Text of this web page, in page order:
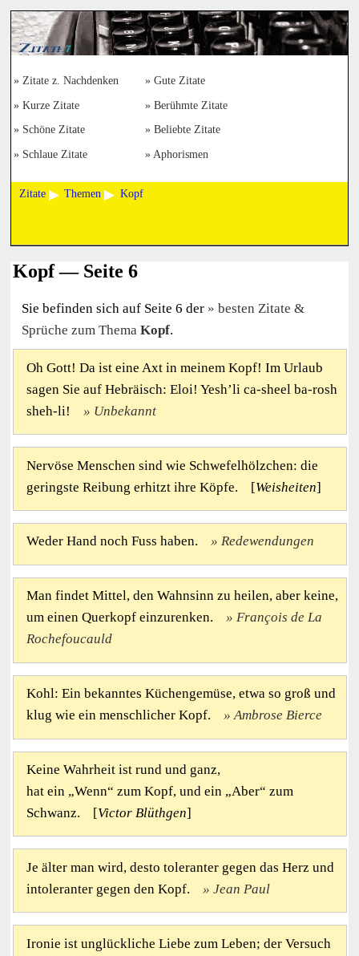
Zitate z. Nachdenken Gute Zitate
Kurze Zitate Berühmte Zitate
Schöne Zitate Beliebte Zitate
Schlaue Zitate Aphorismen
Zitate Themen Kopf
Kopf — Seite 6
Sie befinden sich auf Seite 6 der
besten Zitate &
Sprüche zum Thema Kopf.
Oh Gott! Da ist eine Axt in meinem Kopf! Im Urlaub
sagen Sie auf Hebräisch: Eloi! Yesh’li ca-sheel ba-rosh
sheh-li!
Unbekannt
Nervöse Menschen sind wie Schwefelhölzchen: die
geringste Reibung erhitzt ihre Köpfe. [Weisheiten]
Weder Hand noch Fuss haben. Redewendungen
Man findet Mittel, den Wahnsinn zu heilen, aber keine,
um einen Querkopf einzurenken.
François de La
Rochefoucauld
Kohl: Ein bekanntes Küchengemüse, etwa so groß und
klug wie ein menschlicher Kopf.
Ambrose Bierce
Keine Wahrheit ist rund und ganz,
hat ein „Wenn“ zum Kopf, und ein „Aber“ zum
Schwanz. [Victor Blüthgen]
Je älter man wird, desto toleranter gegen das Herz und
intoleranter gegen den Kopf.
Jean Paul
Ironie ist unglückliche Liebe zum Leben; der Versuch